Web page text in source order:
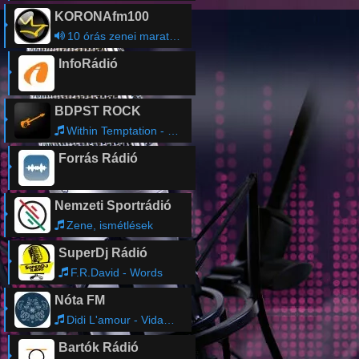
KORONAfm100
10 órás zenei maraton
InfoRádió
BDPST ROCK
Within Temptation - Let Us Burn
Forrás Rádió
Nemzeti Sportrádió
Zene, ismétlések
SuperDj Rádió
F.R.David - Words
Nóta FM
Didi L'amour - Vidaman ebredek
Bartók Rádió